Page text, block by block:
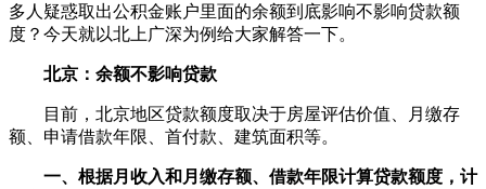
多人疑惑取出公积金账户里面的余额到底影响不影响贷款额
度？今天就以北上广深为例给大家解答一下。
北京：余额不影响贷款
目前，北京地区贷款额度取决于房屋评估价值、月缴存
额、申请借款年限、首付款、建筑面积等。
一、根据月收入和月缴存额、借款年限计算贷款额度，计